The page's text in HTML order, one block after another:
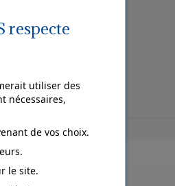
respecte
utiliser des
nécessaires,
de vos choix.
le site.